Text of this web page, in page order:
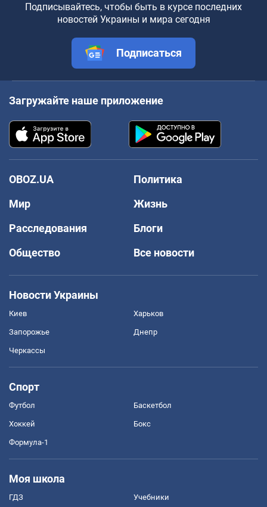
Подписывайтесь, чтобы быть в курсе последних
новостей Украины и мира сегодня
Подписаться
Загружайте наше приложение
OBOZ.UA
Политика
Мир
Жизнь
Расследования
Блоги
Общество
Все новости
Новости Украины
Киев Харьков
Запорожье Днепр
Черкассы
Спорт
Футбол Баскетбол
Хоккей Бокс
Формула-1
Моя школа
ГДЗ Учебники